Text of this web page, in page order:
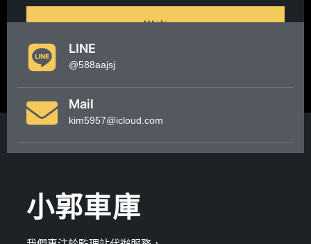
送出
LINE
@588aajsj
Mail
kim5957@icloud.com
小郭車庫